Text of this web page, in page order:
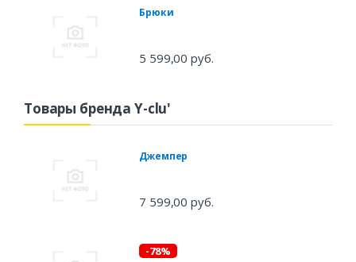
Брюки
5 599,00 руб.
Товары бренда Y-clu'
Джемпер
7 599,00 руб.
-78%